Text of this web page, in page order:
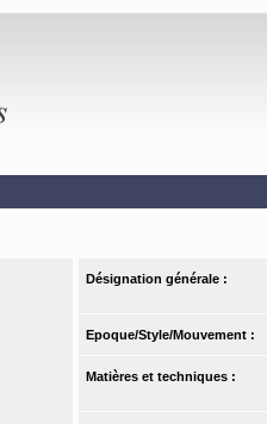
Désignation générale :
Epoque/Style/Mouvement :
Matières et techniques :